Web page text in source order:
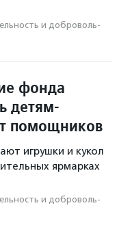
и доброволь­
фонда
детям-
помощников
игрушки и кукол
ярмарках
и доброволь­